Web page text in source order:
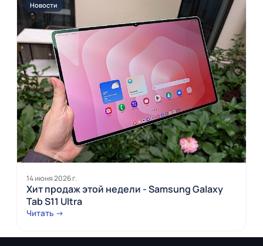
Новости
14 июня 2026 г.
Хит продаж этой недели - Samsung Galaxy
Tab S11 Ultra
Читать →